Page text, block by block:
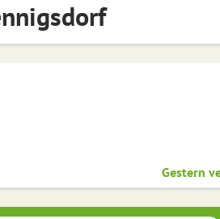
Gestern